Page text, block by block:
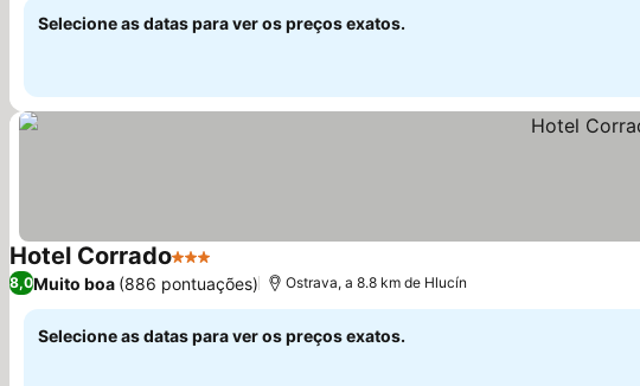
Selecione as datas para ver os preços exatos.
Hotel Corrado3 Estrelas
8,0Muito boa (886 pontuações) Ostrava, a 8.8 km de Hlucín
Selecione as datas para ver os preços exatos.